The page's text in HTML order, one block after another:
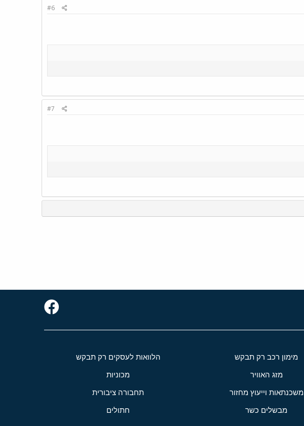
#6
#7
מימון רכב רק תבקש הלוואות לעסקים רק תבקש
מזג האוויר מכוניות
משכנתאות וייעוץ מחזור תחבורה ציבורית
מבשלים כשר חתולים